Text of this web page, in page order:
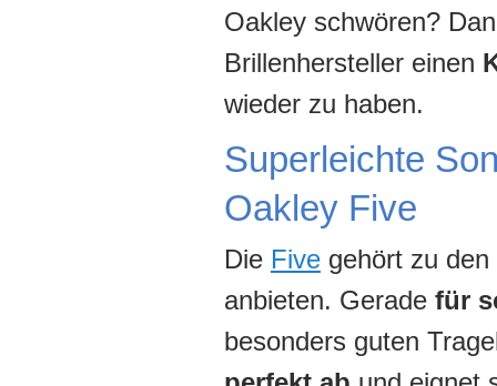
Oakley schwören?
Brillenhersteller einen
wieder zu haben.
Superleichte
Oakley Five
Die Five gehört zu
anbieten. Gerade für
besonders guten